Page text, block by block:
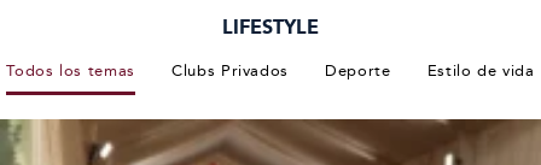
LIFESTYLE
Todos los temas Clubs Privados Deporte Estilo de vida